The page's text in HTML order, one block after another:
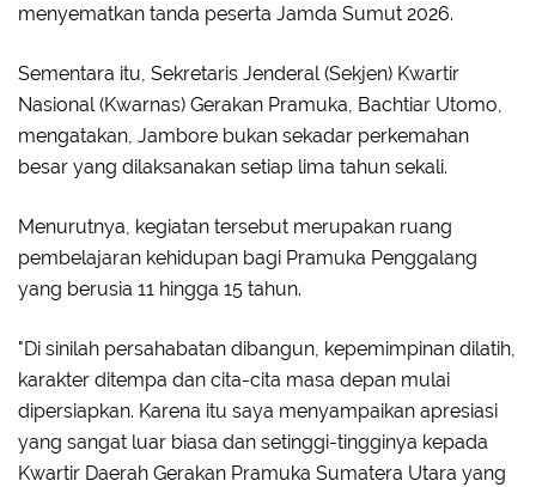
menyematkan tanda peserta Jamda Sumut 2026.
Sementara itu, Sekretaris Jenderal (Sekjen) Kwartir
Nasional (Kwarnas) Gerakan Pramuka, Bachtiar Utomo,
mengatakan, Jambore bukan sekadar perkemahan
besar yang dilaksanakan setiap lima tahun sekali.
Menurutnya, kegiatan tersebut merupakan ruang
pembelajaran kehidupan bagi Pramuka Penggalang
yang berusia 11 hingga 15 tahun.
"Di sinilah persahabatan dibangun, kepemimpinan dilatih,
karakter ditempa dan cita-cita masa depan mulai
dipersiapkan. Karena itu saya menyampaikan apresiasi
yang sangat luar biasa dan setinggi-tingginya kepada
Kwartir Daerah Gerakan Pramuka Sumatera Utara yang